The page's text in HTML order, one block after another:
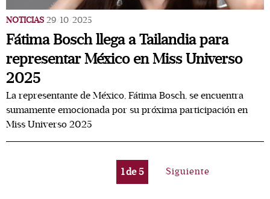
NOTICIAS 29/10/2025
Fátima Bosch llega a Tailandia para
representar México en Miss Universo
2025
La representante de México, Fátima Bosch, se encuentra
sumamente emocionada por su próxima participación en
Miss Universo 2025
1de5 Siguiente